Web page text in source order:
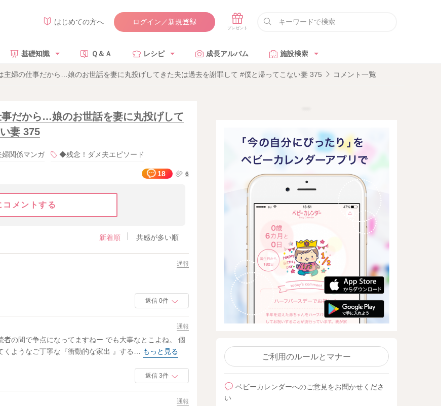
はじめての方へ ログイン／新規登録
基礎知識 Ｑ＆Ａ レシピ 成長アルバム 施設検索
主婦の仕事だから…娘のお世話を妻に丸投げしてきた夫は過去を謝罪して #僕と帰ってこない妻 375 コメント一覧
だから…娘のお世話を妻に丸投げして
妻 375
婦関係マンガ ◆残念！ダメ夫エピソード
18 6
コメントする
新着順 共感が多い順
通報
返信 0件
通報
の間で争点になってますねー でも大事なとこよね。 個
くようなご丁寧な『衝動的な家出 』する… もっと見る
返信 3件
通報
ご利用のルールとマナー
ベビーカレンダーへのご意見をお聞かせくださ
い